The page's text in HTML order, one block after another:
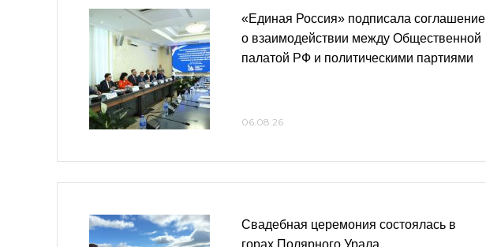
«Единая Россия» подписала соглашение
о взаимодействии между Общественной
палатой РФ и политическими партиями
06.08.26
Свадебная церемония состоялась в
горах Полярного Урала